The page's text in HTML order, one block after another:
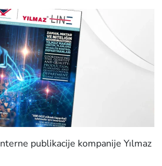
publikacije kompanije Yılmaz